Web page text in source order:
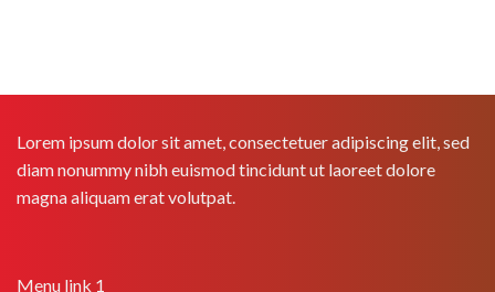
Lorem ipsum dolor sit amet, consectetuer adipiscing elit, sed
diam nonummy nibh euismod tincidunt ut laoreet dolore
magna aliquam erat volutpat.
Menu link 1